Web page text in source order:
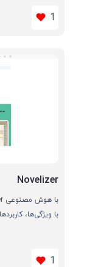
1
Novelizer
با ویژگی‌ها،
1